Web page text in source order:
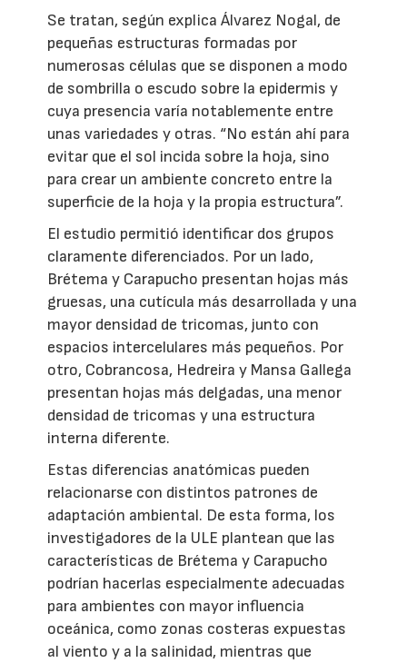
Se tratan, según explica Álvarez Nogal, de
pequeñas estructuras formadas por
numerosas células que se disponen a modo
de sombrilla o escudo sobre la epidermis y
cuya presencia varía notablemente entre
unas variedades y otras. “No están ahí para
evitar que el sol incida sobre la hoja, sino
para crear un ambiente concreto entre la
superficie de la hoja y la propia estructura”.
El estudio permitió identificar dos grupos
claramente diferenciados. Por un lado,
Brétema y Carapucho presentan hojas más
gruesas, una cutícula más desarrollada y una
mayor densidad de tricomas, junto con
espacios intercelulares más pequeños. Por
otro, Cobrancosa, Hedreira y Mansa Gallega
presentan hojas más delgadas, una menor
densidad de tricomas y una estructura
interna diferente.
Estas diferencias anatómicas pueden
relacionarse con distintos patrones de
adaptación ambiental. De esta forma, los
investigadores de la ULE plantean que las
características de Brétema y Carapucho
podrían hacerlas especialmente adecuadas
para ambientes con mayor influencia
oceánica, como zonas costeras expuestas
al viento y a la salinidad, mientras que